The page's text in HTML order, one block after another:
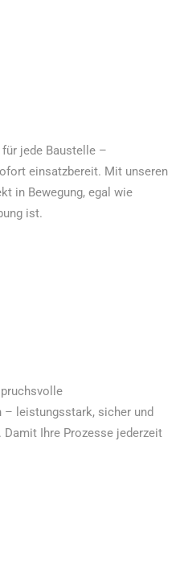
jede Baustelle –
einsatzbereit. Mit unseren
in Bewegung, egal wie
ist.
– leistungsstark, sicher und
Ihre Prozesse jederzeit